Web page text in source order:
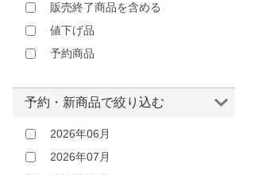
販売終了商品を含める
値下げ品
予約商品
予約・新商品で絞り込む
2026年06月
2026年07月